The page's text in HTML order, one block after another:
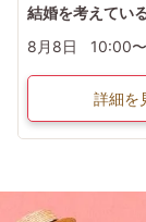
結婚を考えてい
8月8日
10:00〜
詳細を